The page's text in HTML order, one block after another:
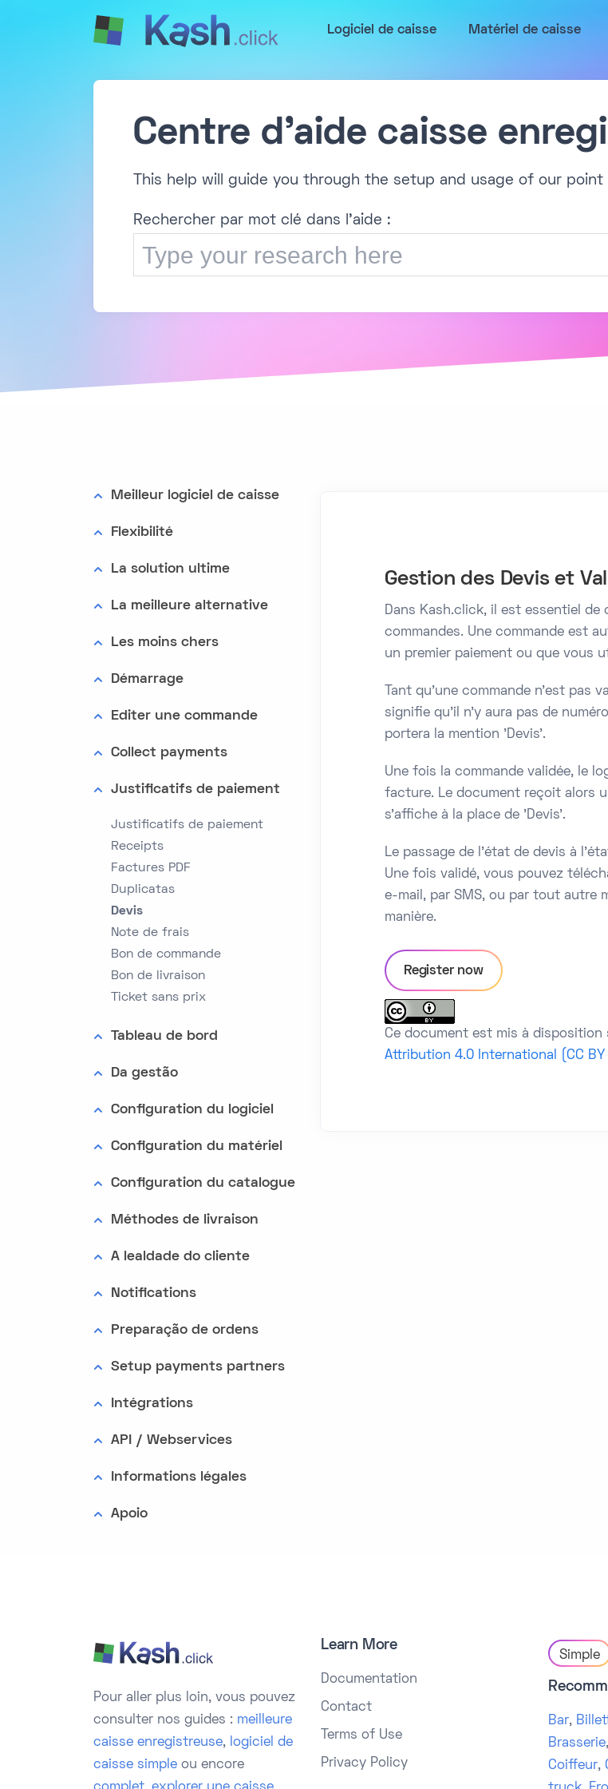
Logiciel de caisse Matériel de caisse
Centre d'aide caisse
This help will guide you through the setup and usage of our
Rechercher par mot clé dans l'aide :
Meilleur logiciel de caisse
Flexibilité
La solution ultime
La meilleure alternative
Les moins chers
Démarrage
Editer une commande
Collect payments
Justificatifs de paiement
Justificatifs de paiement
Receipts
Factures PDF
Duplicatas
Devis
Note de frais
Bon de commande
Bon de livraison
Ticket sans prix
Tableau de bord
Da gestão
Configuration du logiciel
Configuration du matériel
Configuration du catalogue
Méthodes de livraison
A lealdade do cliente
Notifications
Preparação de ordens
Setup payments partners
Intégrations
API / Webservices
Informations légales
Apoio
Gestion des Devis et
Dans Kash.click, il est essentiel
commandes. Une commande est
un premier paiement ou que vous
Tant qu'une commande n'est pas
signifie qu'il n'y aura pas de
portera la mention 'Devis'.
Une fois la commande validée, le
facture. Le document reçoit alors
s'affiche à la place de 'Devis'.
Le passage de l'état de devis à
Une fois validé, vous pouvez
e-mail, par SMS, ou par tout autre
manière.
Register now
Ce document est mis à disposition
Attribution 4.0 International (CC BY
Pour aller plus loin, vous pouvez
consulter nos guides : meilleure
caisse enregistreuse, logiciel de
caisse simple ou encore
Learn More
Documentation
Contact
Terms of Use
Privacy Policy
Simple
Bar,
Brasserie,
Coiffeur,